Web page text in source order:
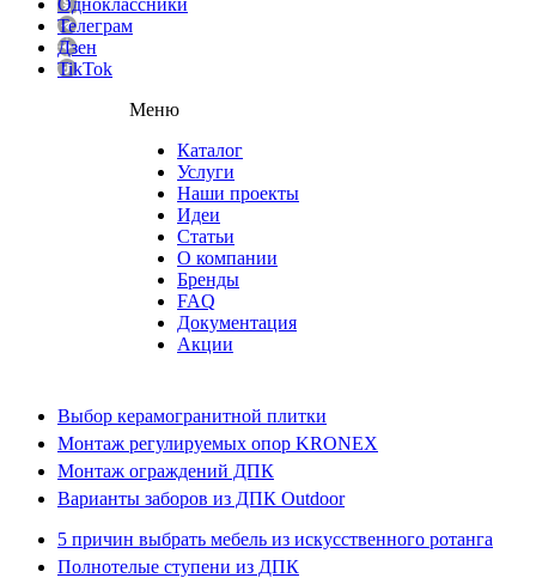
Телеграм
Дзен
TikTok
Меню
Каталог
Услуги
Наши проекты
Идеи
Статьи
О компании
Бренды
FAQ
Документация
Акции
Выбор керамогранитной плитки
Монтаж регулируемых опор KRONEX
Монтаж ограждений ДПК
Варианты заборов из ДПК Outdoor
5 причин выбрать мебель из искусственного ротанга
Полнотелые ступени из ДПК